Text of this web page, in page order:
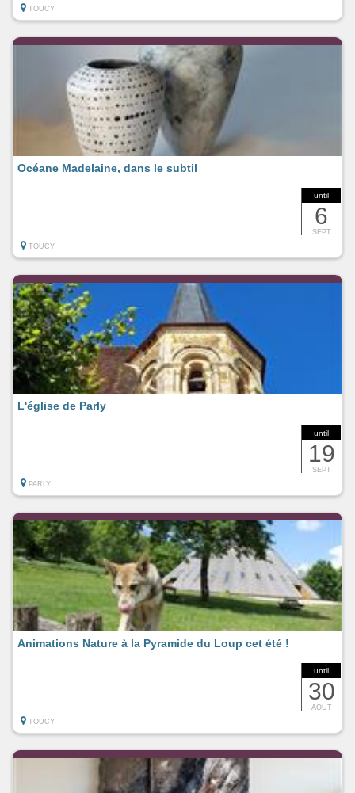
TOUCY
until
6
SEPT
Océane Madelaine, dans le subtil
TOUCY
until
19
SEPT
L'église de Parly
PARLY
until
30
AOUT
Animations Nature à la Pyramide du Loup cet été !
TOUCY